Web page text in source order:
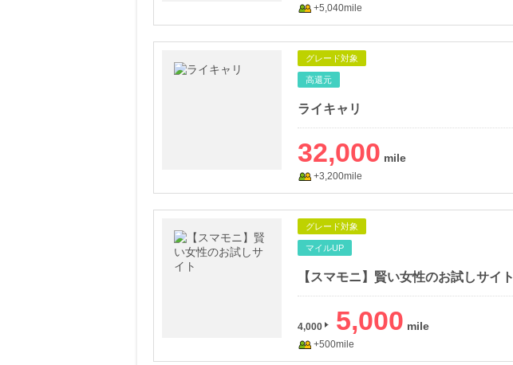
+5,040mile
グレード対象
高還元
ライキャリ
32,000
+3,200mile
グレード対象
マイルUP
【スマモニ】賢い女性のお試しサイト
4,000 5,000
+500mile